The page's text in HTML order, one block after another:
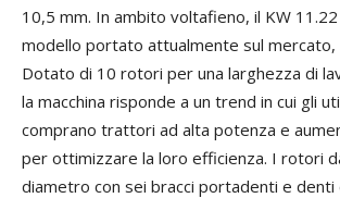
10,5 mm. In ambito voltafieno, il KW
modello portato attualmente sul mercato,
Dotato di 10 rotori per una larghezza di
la macchina risponde a un trend in cui gli
comprano trattori ad alta potenza e
per ottimizzare la loro efficienza. I rotori
diametro con sei bracci portadenti e denti